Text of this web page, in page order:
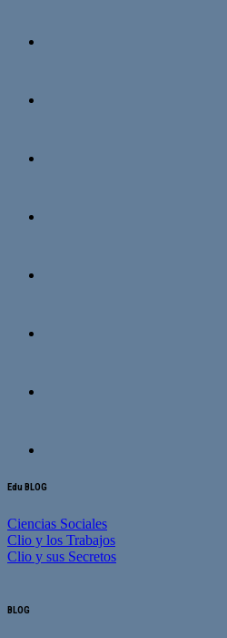
Edu BLOG
Ciencias Sociales
Clio y los Trabajos
Clio y sus Secretos
BLOG